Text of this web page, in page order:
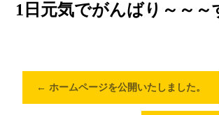
1日元気でがんばり～～～
← ホームページを公開いたしました。